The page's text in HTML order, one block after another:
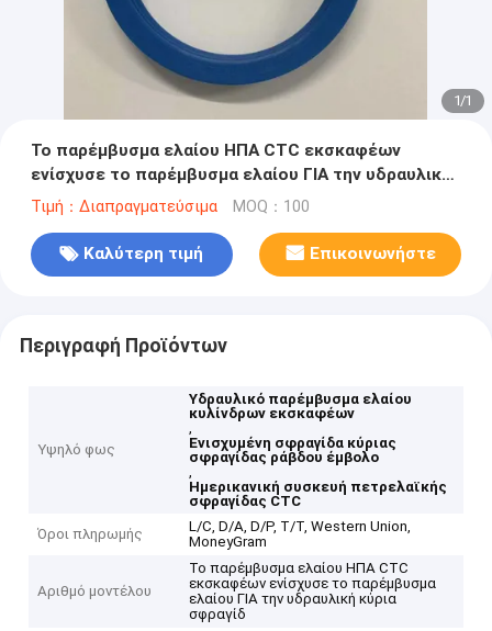
1/1
Το παρέμβυσμα ελαίου ΗΠΑ CTC εκσκαφέων
ενίσχυσε το παρέμβυσμα ελαίου ΓΙΑ την υδραυλική
κύρια σφραγίδα ράβδων εμβόλων κυλίνδρων
Τιμή：Διαπραγματεύσιμα MOQ：100
Καλύτερη τιμή Επικοινωνήστε
Περιγραφή Προϊόντων
Υψηλό φως
Υδραυλικό παρέμβυσμα ελαίου
κυλίνδρων εκσκαφέων
,
Ενισχυμένη σφραγίδα κύριας
σφραγίδας ράβδου έμβολο
,
Ημερικανική συσκευή πετρελαϊκής
σφραγίδας CTC
Όροι πληρωμής
L/C, D/A, D/P, T/T, Western Union,
MoneyGram
Αριθμό μοντέλου
Το παρέμβυσμα ελαίου ΗΠΑ CTC
εκσκαφέων ενίσχυσε το παρέμβυσμα
ελαίου ΓΙΑ την υδραυλική κύρια
σφραγίδ